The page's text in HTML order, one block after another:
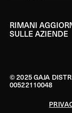
RIMANI
SULLE AZIENDE
© 2025 GAJA
00522110048